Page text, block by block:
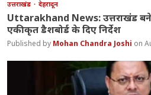
उत्तराखंड देहरादून
Uttarakhand News: उत्तराखंड
एकीकृत डैशबोर्ड के दिए निर्देश
Mohan Chandra Joshi